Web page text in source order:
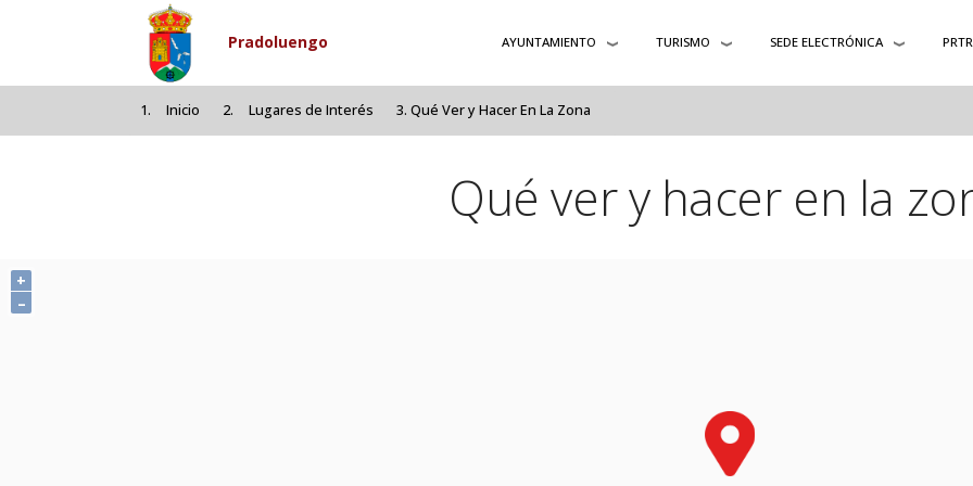
contenido
principal
Pradoluengo AYUNTAMIENTO TURISMO SEDE ELECTRÓNICA PRTR
Inicio Lugares de Interés Qué Ver y Hacer En La Zona
Qué ver y hacer en la
+
–